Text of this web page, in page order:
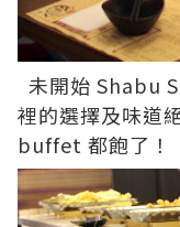
未開始 Shabu
裡的選擇及味道
buffet 都飽了！